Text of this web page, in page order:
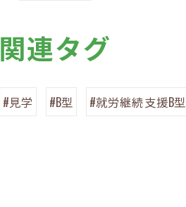
関連タグ
#見学 #B型 #就労継続支援B型